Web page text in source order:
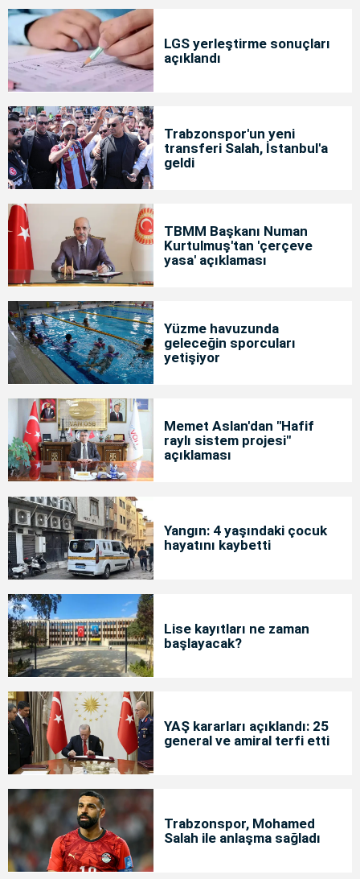
LGS yerleştirme sonuçları
açıklandı
Trabzonspor'un yeni
transferi Salah, İstanbul'a
geldi
TBMM Başkanı Numan
Kurtulmuş'tan 'çerçeve
yasa' açıklaması
Yüzme havuzunda
geleceğin sporcuları
yetişiyor
Memet Aslan'dan "Hafif
raylı sistem projesi"
açıklaması
Yangın: 4 yaşındaki çocuk
hayatını kaybetti
Lise kayıtları ne zaman
başlayacak?
YAŞ kararları açıklandı: 25
general ve amiral terfi etti
Trabzonspor, Mohamed
Salah ile anlaşma sağladı